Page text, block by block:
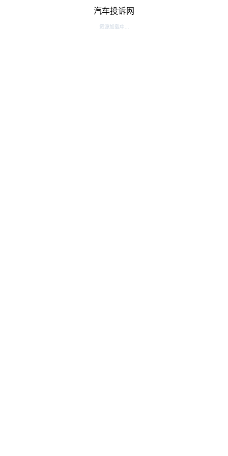
汽车投诉网
资源加载中...